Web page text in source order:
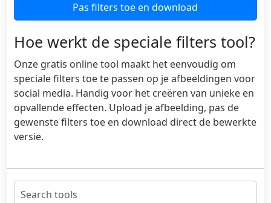
Pas filters toe en download
Hoe werkt de speciale filters tool?
Onze gratis online tool maakt het eenvoudig om
speciale filters toe te passen op je afbeeldingen voor
social media. Handig voor het creëren van unieke en
opvallende effecten. Upload je afbeelding, pas de
gewenste filters toe en download direct de bewerkte
versie.